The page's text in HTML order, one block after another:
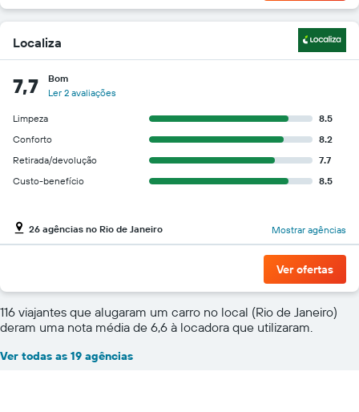
Localiza
7,7
Bom
Ler 2 avaliações
Limpeza
8.5
Conforto
8.2
Retirada/devolução
7.7
Custo-benefício
8.5
26 agências no Rio de Janeiro Mostrar agências
Ver ofertas
116 viajantes que alugaram um carro no local (Rio de Janeiro)
deram uma nota média de 6,6 à locadora que utilizaram.
Ver todas as 19 agências